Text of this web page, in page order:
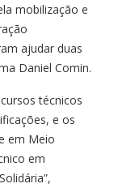
mobilização e
ajudar duas
Daniel Comin.
técnicos
e os
em Meio
em